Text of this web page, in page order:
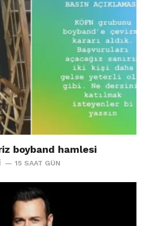
boyband hamlesi
15 SAAT GÜN